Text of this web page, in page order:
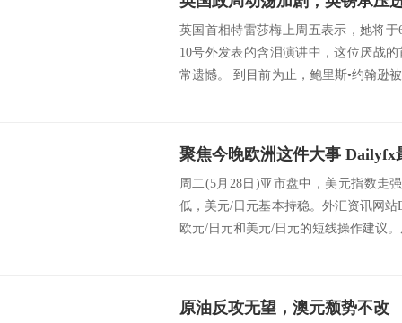
英国首相特雷莎梅上周五表示，她将
10号外发表的含泪演讲中，这位厌战
常遗憾。 到目前为止，鲍里斯•约翰逊
周二(5月28日)亚市盘中，美元指数走
低，美元/日元基本持稳。外汇资讯网
欧元/日元和美元/日元的短线操作建议
原油反攻无望，澳元颓势不改